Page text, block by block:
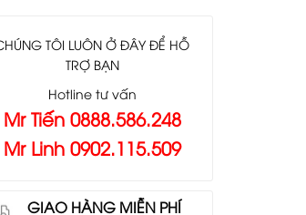
TÔI LUÔN Ở ĐÂY ĐỂ HỖ
TRỢ BẠN
Hotline tư vấn
Mr Tiến 0888.586.248
Mr Linh 0902.115.509
GIAO HÀNG MIỄN PHÍ